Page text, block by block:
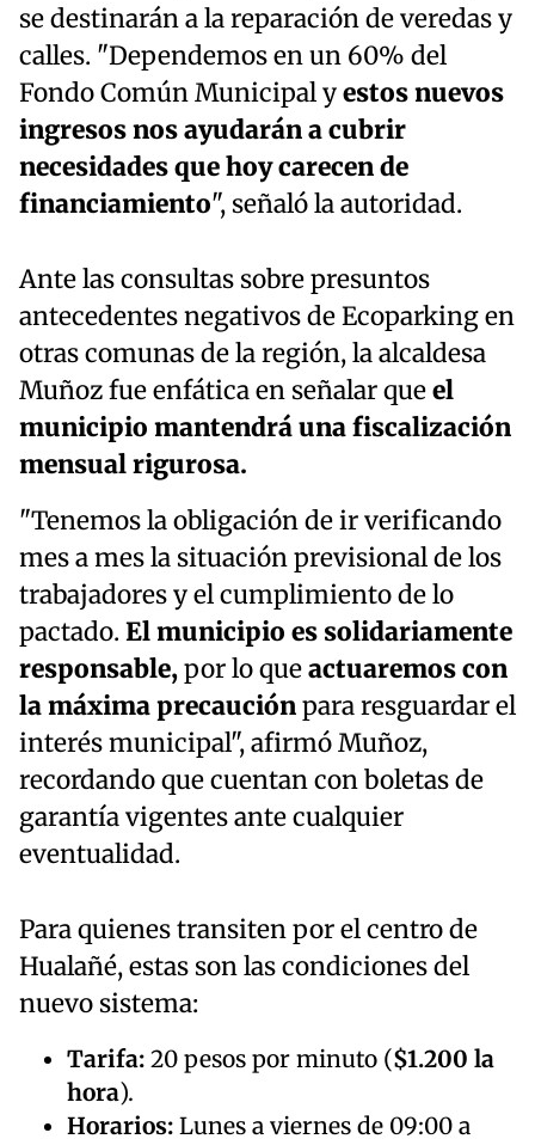
se destinarán a la reparación de veredas y
calles. "Dependemos en un 60% del
Fondo Común Municipal yestos nuevos
ingresos nos ayudarán a cubrir
necesidades que hoy carecen de
financiamiento", señaló la autoridad.
Ante las consultas sobre presuntos
antecedentes negativos de Ecoparking en
otras comunas de la región, la alcaldesa
Muñoz fue enfática en señalar queel
municipio mantendrá una fiscalización
mensual rigurosa.
"Tenemos la obligación de ir verificando
mes a mes la situación previsional de los
trabajadores y el cumplimiento de lo
pactado. El municipio es solidariamente
responsable,por lo queactuaremos con
la máxima precauciónpara resguardar el
interés municipal", afirmó Muñoz,
recordando que cuentan con boletas de
garantía vigentes ante cualquier
eventualidad.
Para quienes transiten por el centro de
Hualañé, estas son las condiciones del
nuevo sistema:
Tarifa: 20 pesos por minuto ($1.200 la
hora).
Horarios: Lunes a viernes de 09:00 a